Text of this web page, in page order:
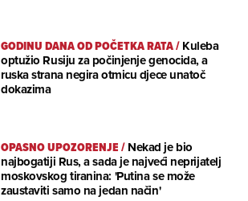
GODINU DANA OD POČETKA RATA/Kuleba
optužio Rusiju za počinjenje genocida, a
ruska strana negira otmicu djece unatoč
dokazima
OPASNO UPOZORENJE/Nekad je bio
najbogatiji Rus, a sada je najveći neprijatelj
moskovskog tiranina: 'Putina se može
zaustaviti samo na jedan način'